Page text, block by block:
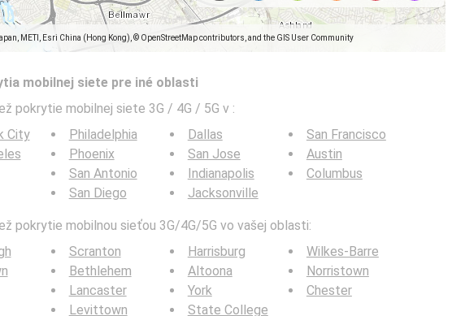
METI, Esri China (Hong Kong), © OpenStreetMap contributors, and the GIS User Community
mobilnej siete pre iné oblasti
pokrytie mobilnej siete 3G / 4G / 5G v :
City
Philadelphia
Phoenix
San Antonio
San Diego
Dallas
San Jose
Indianapolis
Jacksonville
San Francisco
Austin
Columbus
pokrytie mobilnou sieťou 3G/4G/5G vo vašej oblasti:
Scranton
Bethlehem
Lancaster
Levittown
Harrisburg
Altoona
York
State College
Wilkes-Barre
Norristown
Chester